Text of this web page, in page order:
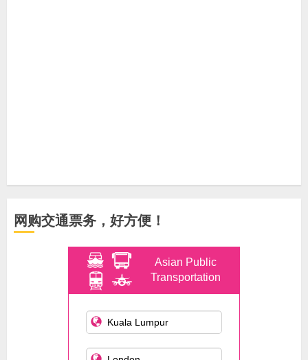
网购交通票务，好方便！
Asian Public
Transportation